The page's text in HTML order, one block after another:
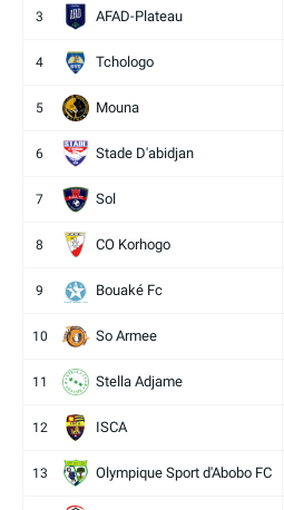
3 AFAD-Plateau
4 Tchologo
5 Mouna
6 Stade D'abidjan
7 Sol
8 CO Korhogo
9 Bouaké Fc
10 So Armee
11 Stella Adjame
12 ISCA
13 Olympique Sport d'Abobo FC